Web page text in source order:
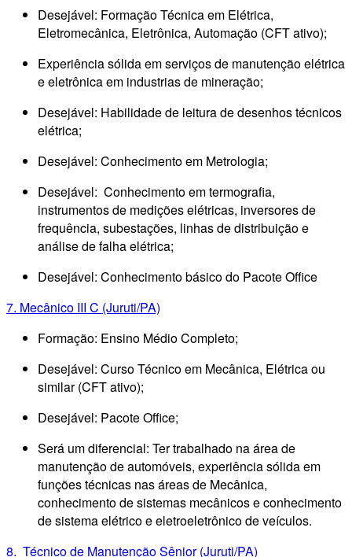
Desejável: Formação Técnica em Elétrica,
Eletromecânica, Eletrônica, Automação (CFT ativo);
Experiência sólida em serviços de manutenção elétrica
e eletrônica em industrias de mineração;
Desejável: Habilidade de leitura de desenhos técnicos
elétrica;
Desejável: Conhecimento em Metrologia;
Desejável: Conhecimento em termografia,
instrumentos de medições elétricas, inversores de
frequência, subestações, linhas de distribuição e
análise de falha elétrica;
Desejável: Conhecimento básico do Pacote Office
7. Mecânico III C (Juruti/PA)
Formação: Ensino Médio Completo;
Desejável: Curso Técnico em Mecânica, Elétrica ou
similar (CFT ativo);
Desejável: Pacote Office;
Será um diferencial: Ter trabalhado na área de
manutenção de automóveis, experiência sólida em
funções técnicas nas áreas de Mecânica,
conhecimento de sistemas mecânicos e conhecimento
de sistema elétrico e eletroeletrônico de veículos.
8. Técnico de Manutenção Sênior (Juruti/PA)